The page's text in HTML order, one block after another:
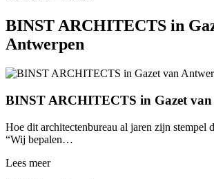
BINST ARCHITECTS in
Antwerpen
BINST ARCHITECTS in Gazet van
Hoe dit architectenbureau al jaren zijn stempel
“Wij bepalen…
Lees meer